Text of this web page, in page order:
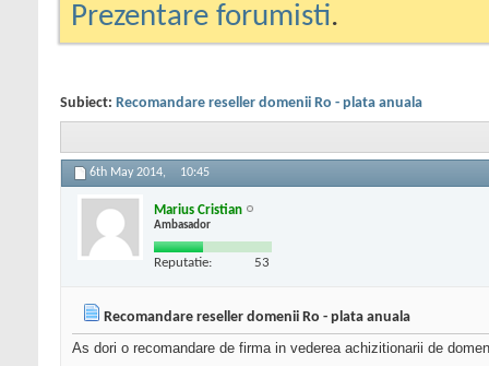
Prezentare forumisti.
Subiect: Recomandare reseller domenii Ro - plata anuala
6th May 2014, 10:45
Marius Cristian
Ambasador
Reputatie: 53
Recomandare reseller domenii Ro - plata anuala
As dori o recomandare de firma in vederea achizitionarii de